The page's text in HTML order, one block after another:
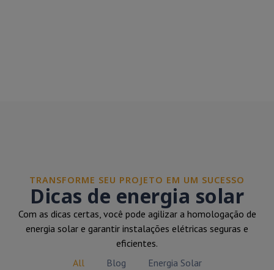
TRANSFORME SEU PROJETO EM UM SUCESSO
Dicas de energia solar
Com as dicas certas, você pode agilizar a homologação de
energia solar e garantir instalações elétricas seguras e
eficientes.
All
Blog Energia Solar